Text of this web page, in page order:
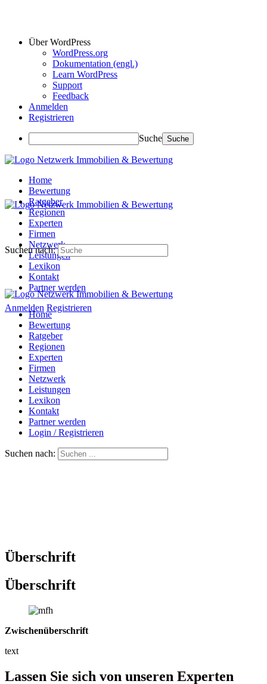
Über WordPress
WordPress.org
Dokumentation (engl.)
Learn WordPress
Support
Feedback
Anmelden
Registrieren
Suche
Home
Bewertung
Ratgeber
Regionen
Experten
Firmen
Netzwerk
Leistungen
Lexikon
Kontakt
Partner werden
Anmelden Registrieren
Suchen nach:
Home
Bewertung
Ratgeber
Regionen
Experten
Firmen
Netzwerk
Leistungen
Lexikon
Kontakt
Partner werden
Login / Registrieren
Suchen nach:
Überschrift
Überschrift
Zwischenüberschrift
text
Lassen Sie sich von unseren Experten